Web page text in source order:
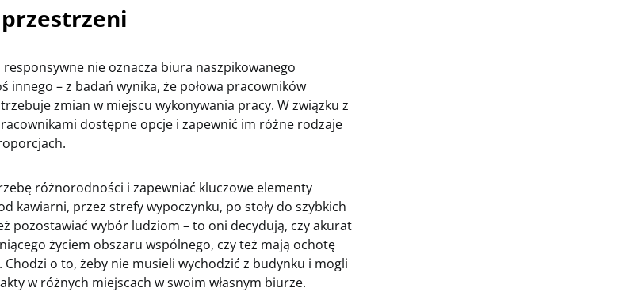
nie oznacza biura naszpikowanego
innego – z badań wynika, że połowa pracowników
zmian w miejscu wykonywania pracy. W związku z
dostępne opcje i zapewnić im różne rodzaje
różnorodności i zapewniać kluczowe elementy
kawiarni, przez strefy wypoczynku, po stoły do szybkich
pozostawiać wybór ludziom – to oni decydują, czy akurat
życiem obszaru wspólnego, czy też mają ochotę
o to, żeby nie musieli wychodzić z budynku i mogli
w różnych miejscach w swoim własnym biurze.